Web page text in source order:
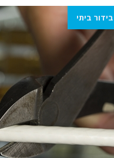
ביתי